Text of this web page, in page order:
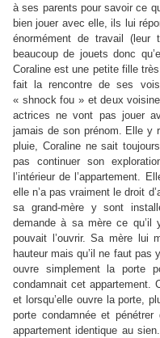
à ses parents pour savoir ce
bien jouer avec elle, ils lui
énormément de travail
beaucoup de jouets donc
Coraline est une petite fille
fait la rencontre de ses
« shnock fou » et deux
actrices ne vont pas jouer
jamais de son prénom. Elle y
pluie, Coraline ne sait
pas continuer son
l’intérieur de l’appartement.
elle n’a pas vraiment le droit
sa grand-mère y sont
demande à sa mère ce
pouvait l’ouvrir. Sa mère lui
hauteur mais qu’il ne faut pas
ouvre simplement la porte
condamnait cet appartement.
et lorsqu’elle ouvre la porte,
porte condamnée et
appartement identique au